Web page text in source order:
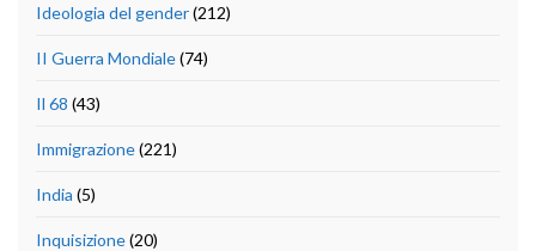
Ideologia del gender(212)
II Guerra Mondiale(74)
Il 68 (43)
Immigrazione(221)
India (5)
Inquisizione(20)